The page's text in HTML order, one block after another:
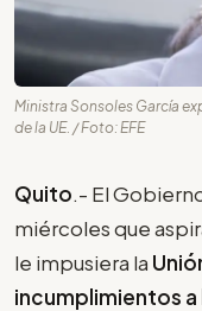
Ministra Sonsoles García
de la UE. / Foto: EFE
Quito.- El
miércoles que
le impusiera la
incumplimientos a